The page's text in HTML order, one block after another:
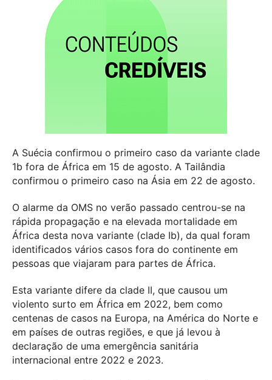
A Suécia confirmou o primeiro caso da variante clade
1b fora de África em 15 de agosto. A Tailândia
confirmou o primeiro caso na Ásia em 22 de agosto.
O alarme da OMS no verão passado centrou-se na
rápida propagação e na elevada mortalidade em
África desta nova variante (clade Ib), da qual foram
identificados vários casos fora do continente em
pessoas que viajaram para partes de África.
Esta variante difere da clade II, que causou um
violento surto em África em 2022, bem como
centenas de casos na Europa, na América do Norte e
em países de outras regiões, e que já levou à
declaração de uma emergência sanitária
internacional entre 2022 e 2023.